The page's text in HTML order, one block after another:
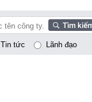
Tin tức Lãnh đạo